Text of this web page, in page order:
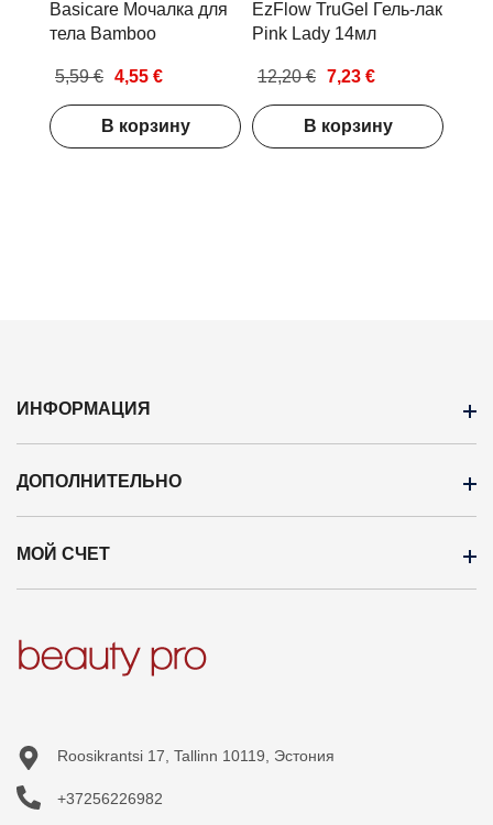
Basicare Мочалка для
тела Bamboo
5,59 € 4,55 €
В корзину
EzFlow TruGel Гель-лак
Pink Lady 14мл
12,20 € 7,23 €
В корзину
ИНФОРМАЦИЯ
ОПЛАТА
Оптовая продажа
ДОПОЛНИТЕЛЬНО
Бренды
Новые продукты
Карта сайта
МОЙ СЧЕТ
История заказов
Список желаний
Roosikrantsi 17, Tallinn 10119, Эстония
+37256226982